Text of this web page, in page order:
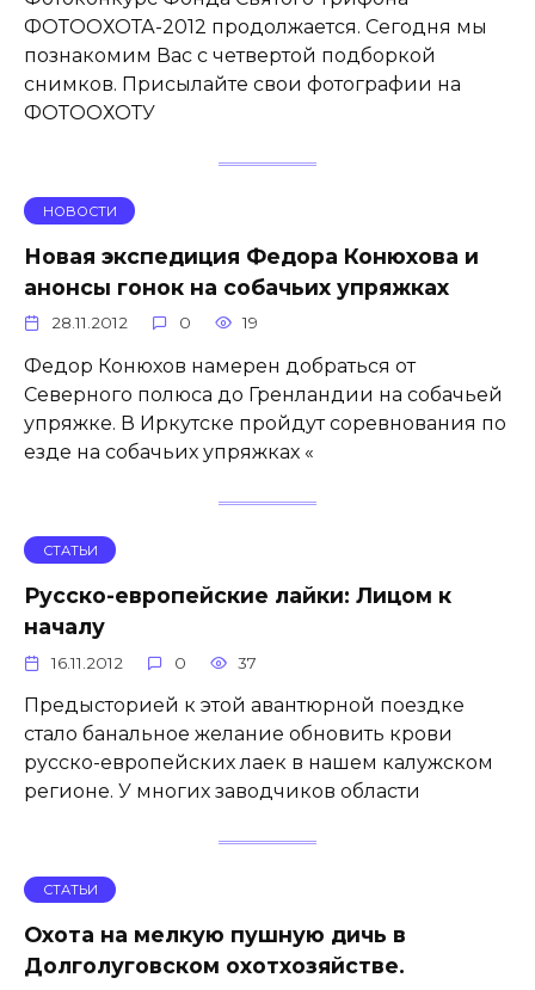
ФОТООХОТА-2012 продолжается. Сегодня мы
познакомим Вас с четвертой подборкой
снимков. Присылайте свои фотографии на
ФОТООХОТУ
НОВОСТИ
Новая экспедиция Федора Конюхова и
анонсы гонок на собачьих упряжках
28.11.2012 0 19
Федор Конюхов намерен добраться от
Северного полюса до Гренландии на собачьей
упряжке. В Иркутске пройдут соревнования по
езде на собачьих упряжках «
СТАТЬИ
Русско-европейские лайки: Лицом к
началу
16.11.2012 0 37
Предысторией к этой авантюрной поездке
стало банальное желание обновить крови
русско-европейских лаек в нашем калужском
регионе. У многих заводчиков области
СТАТЬИ
Охота на мелкую пушную дичь в
Долголуговском охотхозяйстве.